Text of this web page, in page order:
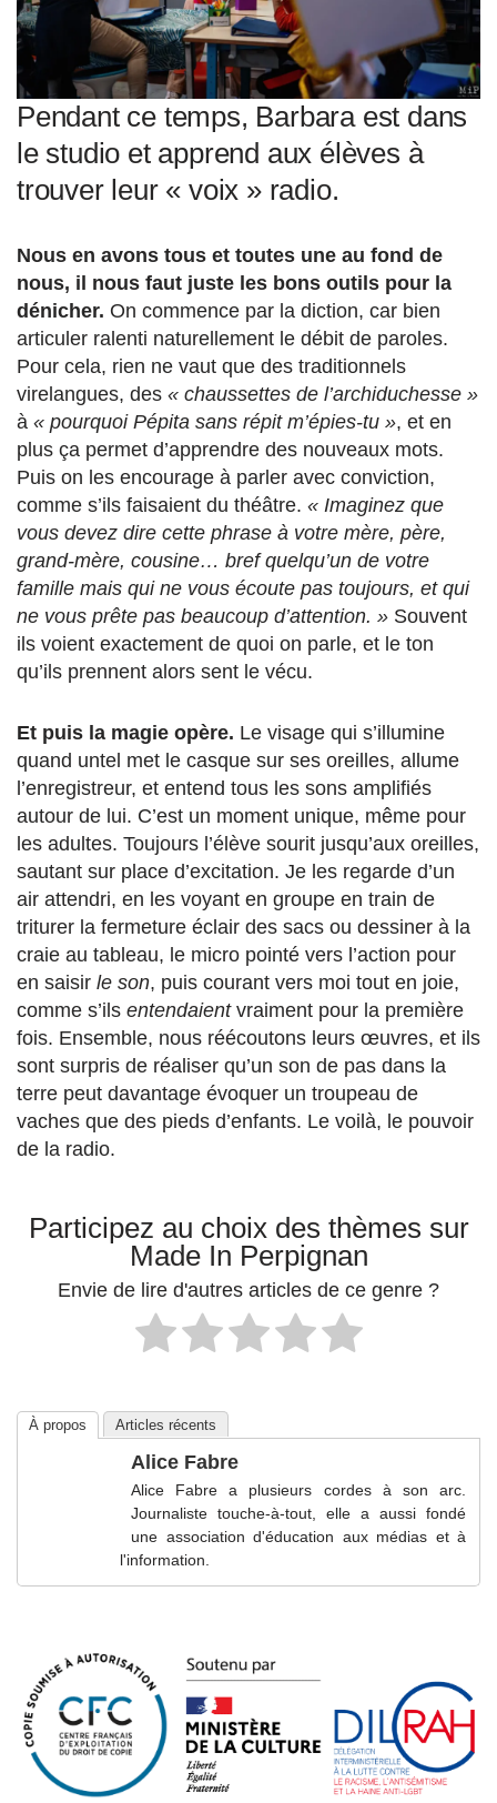
Pendant ce temps, Barbara est dans
le studio et apprend aux élèves à
trouver leur « voix » radio.
Nous en avons tous et toutes une au fond de
nous, il nous faut juste les bons outils pour la
dénicher. On commence par la diction, car bien
articuler ralenti naturellement le débit de paroles.
Pour cela, rien ne vaut que des traditionnels
virelangues, des « chaussettes de l’archiduchesse »
à « pourquoi Pépita sans répit m’épies-tu », et en
plus ça permet d’apprendre des nouveaux mots.
Puis on les encourage à parler avec conviction,
comme s’ils faisaient du théâtre. « Imaginez que
vous devez dire cette phrase à votre mère, père,
grand-mère, cousine… bref quelqu’un de votre
famille mais qui ne vous écoute pas toujours, et qui
ne vous prête pas beaucoup d’attention. » Souvent
ils voient exactement de quoi on parle, et le ton
qu’ils prennent alors sent le vécu.
Et puis la magie opère. Le visage qui s’illumine
quand untel met le casque sur ses oreilles, allume
l’enregistreur, et entend tous les sons amplifiés
autour de lui. C’est un moment unique, même pour
les adultes. Toujours l’élève sourit jusqu’aux oreilles,
sautant sur place d’excitation. Je les regarde d’un
air attendri, en les voyant en groupe en train de
triturer la fermeture éclair des sacs ou dessiner à la
craie au tableau, le micro pointé vers l’action pour
en saisir le son, puis courant vers moi tout en joie,
comme s’ils entendaientvraiment pour la première
fois. Ensemble, nous réécoutons leurs œuvres, et ils
sont surpris de réaliser qu’un son de pas dans la
terre peut davantage évoquer un troupeau de
vaches que des pieds d’enfants. Le voilà, le pouvoir
de la radio.
Participez au choix des thèmes sur
Made In Perpignan
Envie de lire d'autres articles de ce genre ?
À propos Articles récents
Alice Fabre
Alice Fabre a plusieurs cordes à son arc.
Journaliste touche-à-tout, elle a aussi fondé
une association d'éducation aux médias et à
l'information.